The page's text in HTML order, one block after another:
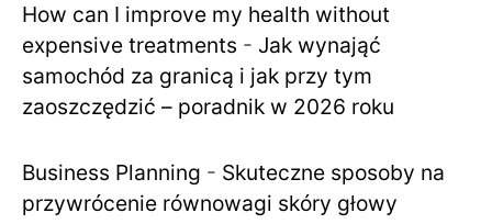
How can I improve my health without
expensive treatments - Jak wynająć
samochód za granicą i jak przy tym
zaoszczędzić – poradnik w 2026 roku
Business Planning - Skuteczne sposoby na
przywrócenie równowagi skóry głowy